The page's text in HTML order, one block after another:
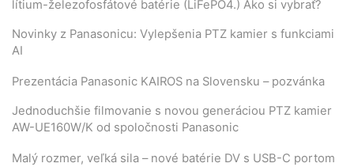
lítium-železofosfátové batérie (LiFePO4.) Ako si vybrať?
Novinky z Panasonicu: Vylepšenia PTZ kamier s funkciami
AI
Prezentácia Panasonic KAIROS na Slovensku – pozvánka
Jednoduchšie filmovanie s novou generáciou PTZ kamier
AW-UE160W/K od spoločnosti Panasonic
Malý rozmer, veľká sila – nové batérie DV s USB-C portom